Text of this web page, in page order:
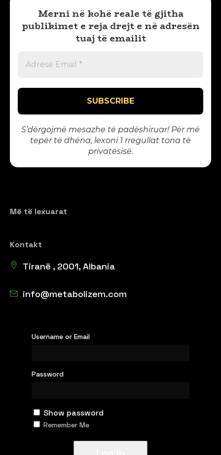
Merni në kohë reale të gjitha
publikimet e reja drejt e në adresën
tuaj të emailit
S’dërgojmë mesazhe të padëshiruar! Për më
tepër të dhëna, lexoni 1 rregullat tona të
privatësisë.
Më të lexuarat
Kontakt
Tiranë , 2001, Albania
info@metabolizem.com
Username or Email
Password
Show password
Remember Me